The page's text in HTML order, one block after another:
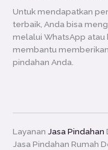
Untuk mendapatkan
terbaik, Anda bisa
melalui WhatsApp atau
membantu
pindahan Anda.
Layanan Jasa Pindahan
Jasa Pindahan Rumah